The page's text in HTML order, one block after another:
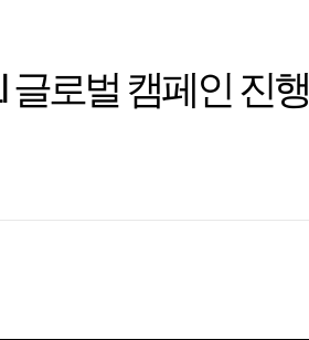
가 함께 공유" 강조
글로벌 캠페인 진행